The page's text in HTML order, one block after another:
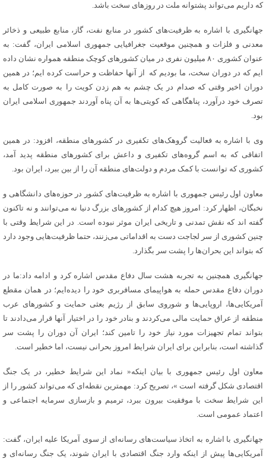
که داریم می‌تواند پشتوانه ملت در روزهای سخت باشد.
جهانگیری با اشاره به ظرفیت‌های کشور در منابع نفت، گاز، منابع طبیعی و ذخائر
معدنی و فلزات و همچنین موقعیت جغرافیایی جمهوری اسلامی ایران، گفت: به
عنوان کشوری ۸۰ میلیون نفری در میان کشورهای کوچک منطقه همواره نشان داده
ایم که در دوران سخت، ما بودیم که از آنها حفاظت و حراست کرده ایم؛ در همین
دوران اخیر وقتی که صدام در یک چشم به هم زدن کویت را به صورت کامل به
تصرف خود درآورد، پناهگاهی که کویتی‌ها به آن پناه آوردند جمهوری اسلامی ایران
بود.
وی با اشاره به فعالیت گروهک‌های تکفیری در کشورهای منطقه، افزود: در همین
اتفاقی که به اسم گروه‌های تکفیری و داعش برای کشورهای منطقه پدید آمد،
کشوری که توانست با کمک مردم و دولت‌های منطقه آن را از بین ببرد، ایران بود.
معاون اول رئیس جمهوری با اشاره به ظرفیت‌های کشور در حوزه‌های دانشگاهی و
نخبگان، اظهار کرد: امروز هیچ کدام از کشورهای بزرگ دنیا نه می‌توانند و نه تاکنون
گفته ‌اند که نقش تمدنی و تاریخی ایران موثر نبوده است. در این شرایط وقتی با
چنین کشوری از سر لجاجت دست به اقداماتی می‌زنند، حتما ظرفیت‌هایی وجود دارد
که بتواند این بحران‌ها را پشت سر بگذارد.
جهانگیری همچنین به تجربه هشت سال دفاع مقدس اشاره کرد و ادامه داد:ما در
دوران دفاع مقدس حمله به هواپیمای مسافربری خود را دیده‌ایم؛ در همان مقطع
آمریکایی‌ها، اروپایی‌ها و شوروی سابق از رژیم بعثی حمایت و کشورهای عرب
منطقه از عراق حمایت مالی می‌کردند و بنادر خود را در اختیار آنها قرار می‌دادند تا
بتواند تمام تجهیزات مورد نیاز خود را تامین کند؛ ایران آن دوران را پشت سر
گذاشته است، بنابراین برای ایران شرایط امروز بحرانی نیست، اما خطیر است.
معاون اول رئیس جمهوری با بیان اینکه« نماد این شرایط خطیر، در یک جنگ
اقتصادی شکل گرفته است »، تصریح کرد: مهمترین نقطه‌ای که می‌تواند کشور را از
این شرایط سخت با موفقیت بیرون ببرد، ترمیم و بازسازی سرمایه اجتماعی و
اعتماد عمومی است.
جهانگیری با اشاره به اتخاذ سیاست‌های رسانه‌ای از سوی آمریکا علیه ایران، گفت:
آمریکایی‌ها پیش از اینکه وارد جنگ اقتصادی با ایران شوند، یک جنگ رسانه‌ای و